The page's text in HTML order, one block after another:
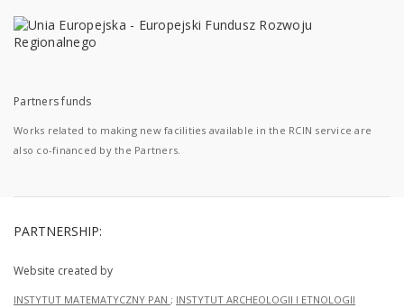
Partners funds
Works related to making new facilities available in the RCIN service are
also co-financed by the Partners.
PARTNERSHIP:
Website created by
INSTYTUT MATEMATYCZNY PAN ; INSTYTUT ARCHEOLOGII I ETNOLOGII